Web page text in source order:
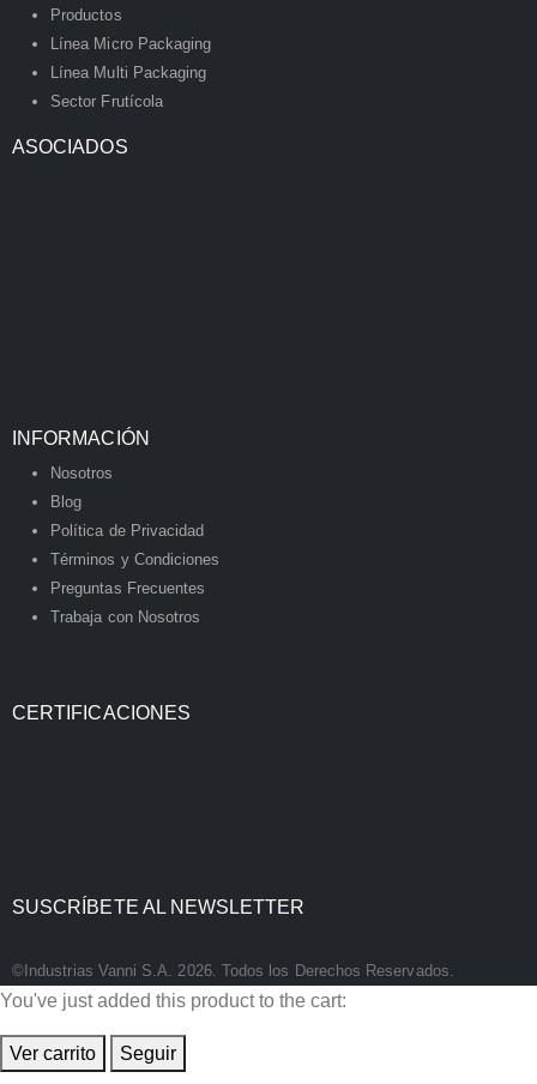
Productos
Línea Micro Packaging
Línea Multi Packaging
Sector Frutícola
ASOCIADOS
INFORMACIÓN
Nosotros
Blog
Política de Privacidad
Términos y Condiciones
Preguntas Frecuentes
Trabaja con Nosotros
CERTIFICACIONES
SUSCRÍBETE AL NEWSLETTER
©Industrias Vanni S.A. 2026. Todos los Derechos Reservados.
You've just added this product to the cart:
Ver carrito Seguir